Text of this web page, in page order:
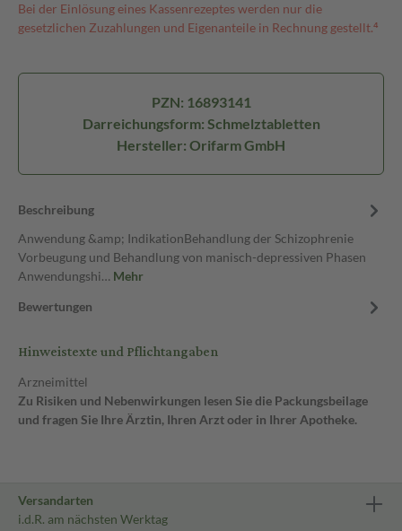
Bei der Einlösung eines Kassenrezeptes werden nur die
gesetzlichen Zuzahlungen und Eigenanteile in Rechnung gestellt.⁴
PZN: 16893141
Darreichungsform: Schmelztabletten
Hersteller: Orifarm GmbH
Beschreibung
Anwendung &amp; IndikationBehandlung der Schizophrenie
Vorbeugung und Behandlung von manisch-depressiven Phasen
Anwendungshi… Mehr
Bewertungen
Hinweistexte und Pflichtangaben
Arzneimittel
Zu Risiken und Nebenwirkungen lesen Sie die Packungsbeilage
und fragen Sie Ihre Ärztin, Ihren Arzt oder in Ihrer Apotheke.
Versandarten
i.d.R. am nächsten Werktag